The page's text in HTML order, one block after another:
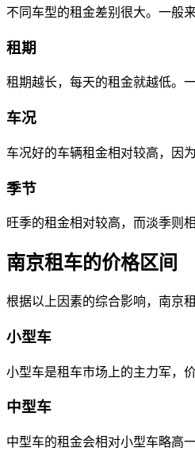
不同车型的租金差别很大。一般
租期
租期越长，每天的租金就越低。
车况
车况好的车辆租金相对较高，因
季节
旺季的租金相对较高，而淡季则
南京租车的价格区间
根据以上因素的综合影响，南京
小型车
小型车是租车市场上的主力军，
中型车
中型车的租金会相对小型车略高